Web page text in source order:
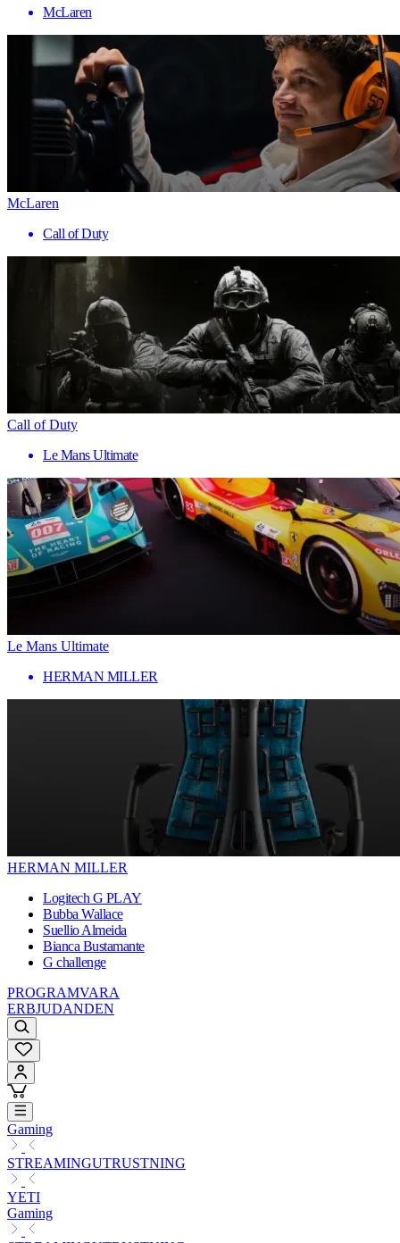
McLaren
McLaren
Call of Duty
Call of Duty
Le Mans Ultimate
Le Mans Ultimate
HERMAN MILLER
HERMAN MILLER
Logitech G PLAY
Bubba Wallace
Suellio Almeida
Bianca Bustamante
G challenge
PROGRAMVARA
ERBJUDANDEN
Gaming
STREAMINGUTRUSTNING
YETI
Gaming